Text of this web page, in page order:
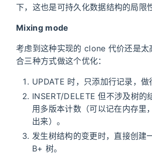
下，这也是可持久化数据结构的局限
Mixing mode
考虑到这种实现的 clone 代价还是太
合三种方式做这个优化：
UPDATE 时，只添加行记录，做
INSERT/DELETE 但不涉及树的
用多版本计数（可以记在内存里
出来）。
发生树结构的变更时，直接创建
B+ 树。